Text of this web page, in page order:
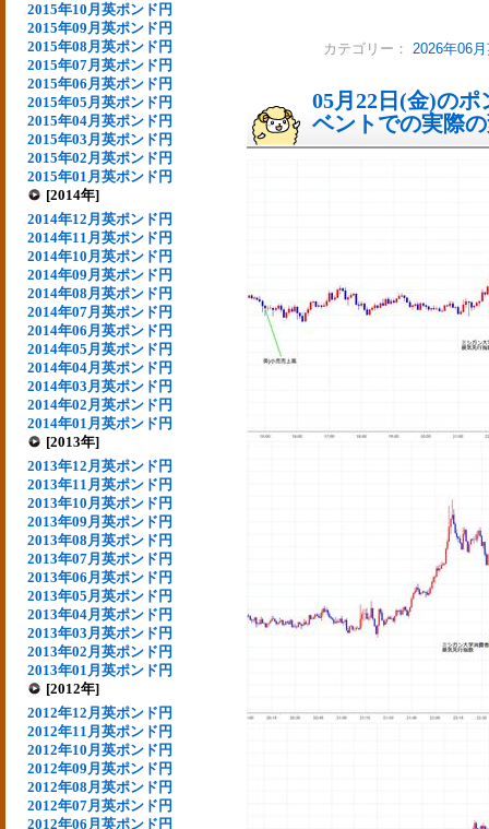
2015年10月英ポンド円
2015年09月英ポンド円
2015年08月英ポンド円
2015年07月英ポンド円
2015年06月英ポンド円
2015年05月英ポンド円
2015年04月英ポンド円
2015年03月英ポンド円
2015年02月英ポンド円
2015年01月英ポンド円
[2014年]
2014年12月英ポンド円
2014年11月英ポンド円
2014年10月英ポンド円
2014年09月英ポンド円
2014年08月英ポンド円
2014年07月英ポンド円
2014年06月英ポンド円
2014年05月英ポンド円
2014年04月英ポンド円
2014年03月英ポンド円
2014年02月英ポンド円
2014年01月英ポンド円
[2013年]
2013年12月英ポンド円
2013年11月英ポンド円
2013年10月英ポンド円
2013年09月英ポンド円
2013年08月英ポンド円
2013年07月英ポンド円
2013年06月英ポンド円
2013年05月英ポンド円
2013年04月英ポンド円
2013年03月英ポンド円
2013年02月英ポンド円
2013年01月英ポンド円
[2012年]
2012年12月英ポンド円
2012年11月英ポンド円
2012年10月英ポンド円
2012年09月英ポンド円
2012年08月英ポンド円
2012年07月英ポンド円
2012年06月英ポンド円
カテゴリー： 2026年06
05月22日(金)の
ベントでの実際